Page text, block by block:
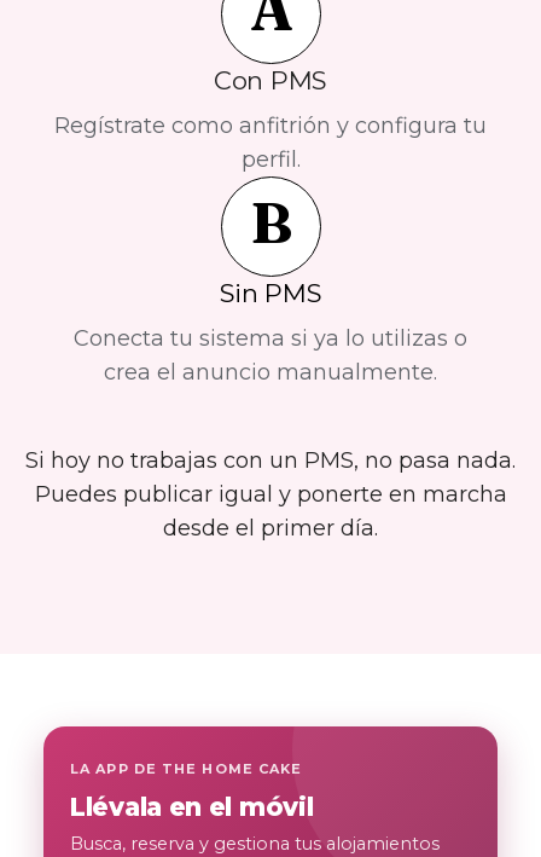
Con PMS
Regístrate como anfitrión y configura tu
perfil.
B
Sin PMS
Conecta tu sistema si ya lo utilizas o
crea el anuncio manualmente.
Si hoy no trabajas con un PMS, no pasa nada.
Puedes publicar igual y ponerte en marcha
desde el primer día.
LA APP DE THE HOME CAKE
Llévala en el móvil
Busca, reserva y gestiona tus alojamientos